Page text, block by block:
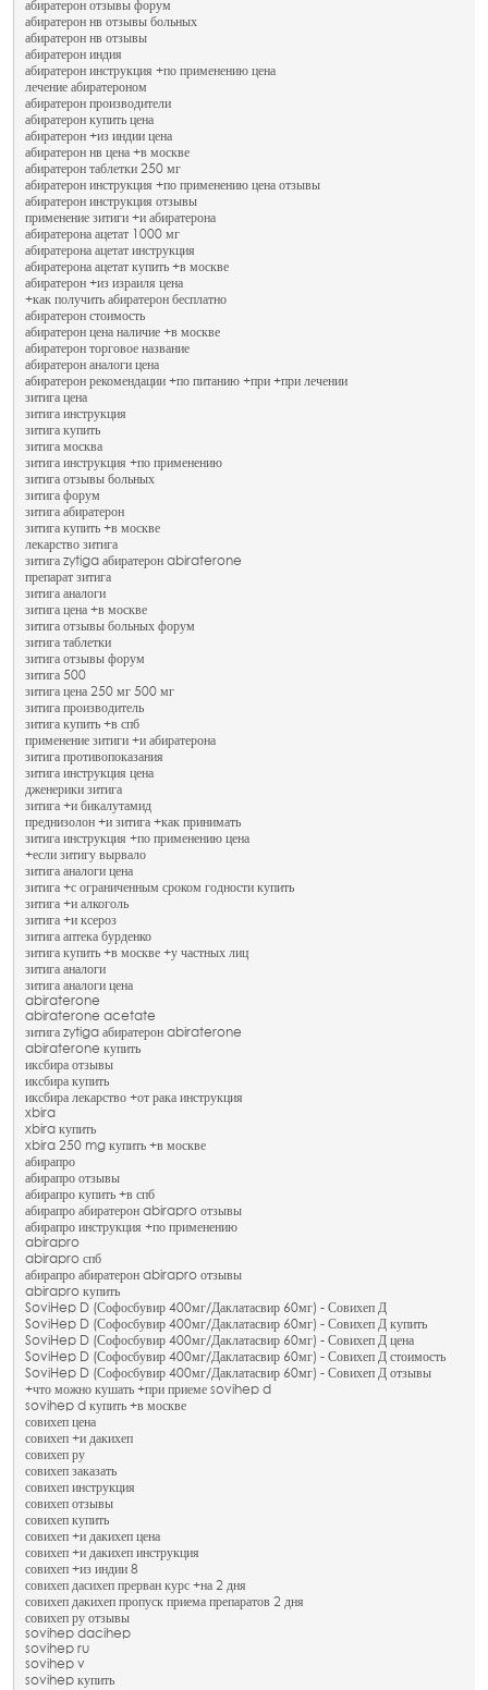
абиратерон отзывы форум
абиратерон нв отзывы больных
абиратерон нв отзывы
абиратерон индия
абиратерон инструкция +по применению цена
лечение абиратероном
абиратерон производители
абиратерон купить цена
абиратерон +из индии цена
абиратерон нв цена +в москве
абиратерон таблетки 250 мг
абиратерон инструкция +по применению цена отзывы
абиратерон инструкция отзывы
применение зитиги +и абиратерона
абиратерона ацетат 1000 мг
абиратерона ацетат инструкция
абиратерона ацетат купить +в москве
абиратерон +из израиля цена
+как получить абиратерон бесплатно
абиратерон стоимость
абиратерон цена наличие +в москве
абиратерон торговое название
абиратерон аналоги цена
абиратерон рекомендации +по питанию +при +при лечении
зитига цена
зитига инструкция
зитига купить
зитига москва
зитига инструкция +по применению
зитига отзывы больных
зитига форум
зитига абиратерон
зитига купить +в москве
лекарство зитига
зитига zytiga абиратерон abiraterone
препарат зитига
зитига аналоги
зитига цена +в москве
зитига отзывы больных форум
зитига таблетки
зитига отзывы форум
зитига 500
зитига цена 250 мг 500 мг
зитига производитель
зитига купить +в спб
применение зитиги +и абиратерона
зитига противопоказания
зитига инструкция цена
дженерики зитига
зитига +и бикалутамид
преднизолон +и зитига +как принимать
зитига инструкция +по применению цена
+если зитигу вырвало
зитига аналоги цена
зитига +с ограниченным сроком годности купить
зитига +и алкоголь
зитига +и ксероз
зитига аптека бурденко
зитига купить +в москве +у частных лиц
зитига аналоги
зитига аналоги цена
abiraterone
abiraterone acetate
зитига zytiga абиратерон abiraterone
abiraterone купить
иксбира отзывы
иксбира купить
иксбира лекарство +от рака инструкция
xbira
xbira купить
xbira 250 mg купить +в москве
абирапро
абирапро отзывы
абирапро купить +в спб
абирапро абиратерон abirapro отзывы
абирапро инструкция +по применению
abirapro
abirapro спб
абирапро абиратерон abirapro отзывы
abirapro купить
SoviHep D (Софосбувир 400мг/Даклатасвир 60мг) - Совихеп Д
SoviHep D (Софосбувир 400мг/Даклатасвир 60мг) - Совихеп Д купить
SoviHep D (Софосбувир 400мг/Даклатасвир 60мг) - Совихеп Д цена
SoviHep D (Софосбувир 400мг/Даклатасвир 60мг) - Совихеп Д стоимость
SoviHep D (Софосбувир 400мг/Даклатасвир 60мг) - Совихеп Д отзывы
+что можно кушать +при приеме sovihep d
sovihep d купить +в москве
совихеп цена
совихеп +и дакихеп
совихеп ру
совихеп заказать
совихеп инструкция
совихеп отзывы
совихеп купить
совихеп +и дакихеп цена
совихеп +и дакихеп инструкция
совихеп +из индии 8
совихеп дасихеп прерван курс +на 2 дня
совихеп дакихеп пропуск приема препаратов 2 дня
совихеп ру отзывы
sovihep dacihep
sovihep ru
sovihep v
sovihep купить